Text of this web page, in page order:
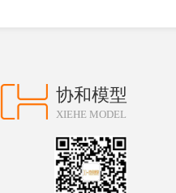
协和模型
XIEHE MODEL